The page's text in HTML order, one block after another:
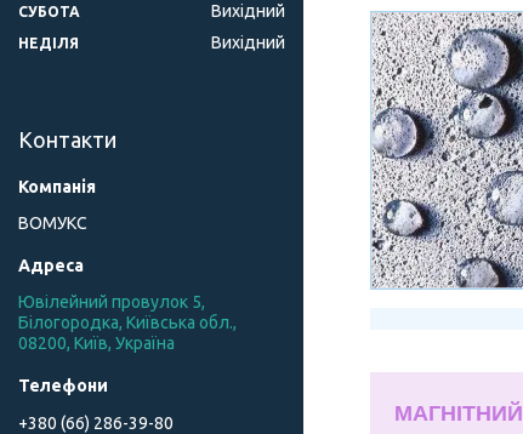
МАГНІТНИЙ
СУБОТА Вихідний
НЕДІЛЯ Вихідний
Контакти
ВОМУКС
Ювілейний провулок 5,
Білогородка, Київська обл.,
08200, Київ, Україна
+380 (66) 286-39-80